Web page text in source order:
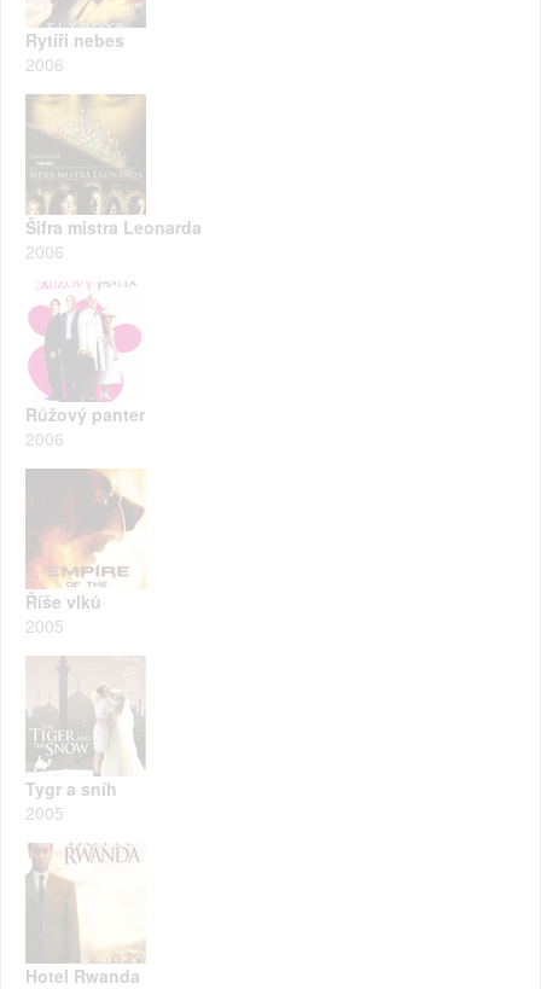
Rytíři nebes
2006
Šifra mistra Leonarda
2006
Růžový panter
2006
Říše vlků
2005
Tygr a sníh
2005
Hotel Rwanda